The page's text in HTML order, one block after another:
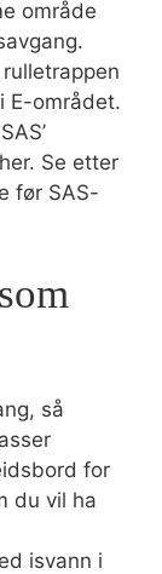
område
rulletrappen
i E-området.
Se etter
før SAS-
så
for
du vil ha
isvann i